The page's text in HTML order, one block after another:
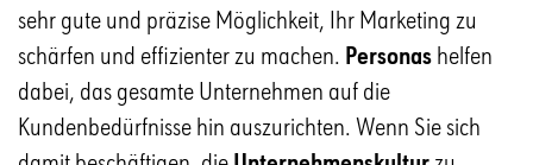
sehr gute und präzise Möglichkeit, Ihr Marketing zu
schärfen und effizienter zu machen. Personas helfen
dabei, das gesamte Unternehmen auf die
Kundenbedürfnisse hin auszurichten. Wenn Sie sich